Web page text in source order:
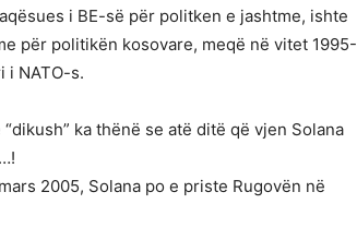
i BE-së për politken e jashtme, ishte
për politikën kosovare, meqë në vitet 1995-
i NATO-s.
ka thënë se atë ditë që vjen Solana
2005, Solana po e priste Rugovën në